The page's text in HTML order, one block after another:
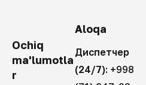
Ochiq
ma'lumotla
r
Aloqa
Диспетчер
(24/7): +998